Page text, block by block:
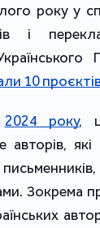
року у
і
10
2024 року,
авторів,
Зокрема